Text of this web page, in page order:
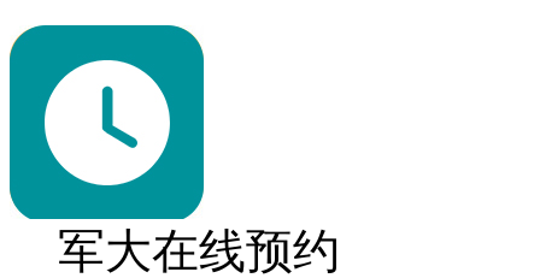
军大在线预约